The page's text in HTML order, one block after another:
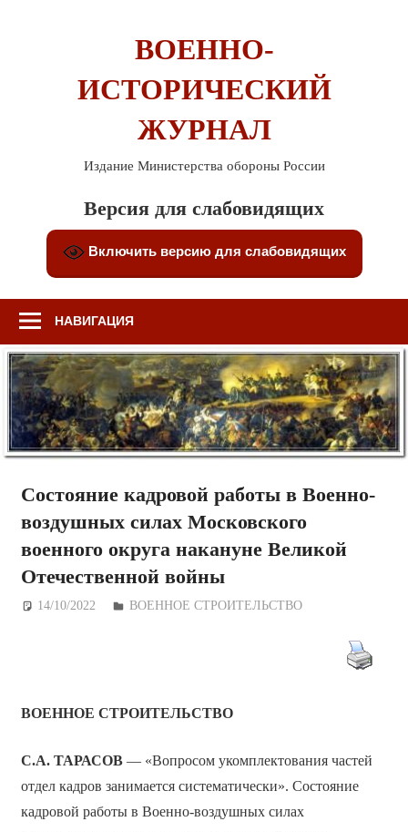
ВОЕННО-
ИСТОРИЧЕСКИЙ
ЖУРНАЛ
Издание Министерства обороны России
Версия для слабовидящих
Включить версию для слабовидящих
НАВИГАЦИЯ
Состояние кадровой работы в Военно-
воздушных силах Московского
военного округа накануне Великой
Отечественной войны
14/10/2022 Дежурный по Редакции
ВОЕННОЕ СТРОИТЕЛЬСТВО
ВОЕННОЕ СТРОИТЕЛЬСТВО
С.А. ТАРАСОВ— «Вопросом укомплектования частей
отдел кадров занимается систематически». Состояние
кадровой работы в Военно-воздушных силах